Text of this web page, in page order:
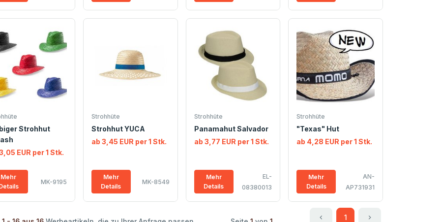
Strohhut
EUR per 1 Stk.
Mehr
MK-9195
Strohhüte
Strohhut YUCA
ab 3,45 EUR per 1 Stk.
Mehr
Details
MK-8549
Strohhüte
Panamahut Salvador
ab 3,77 EUR per 1 Stk.
Mehr
Details
EL-
08380013
Strohhüte
"Texas" Hut
ab 4,28 EUR per 1 Stk.
Mehr
Details
AN-
AP731931
1